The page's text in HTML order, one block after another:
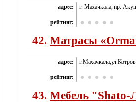
адрес: г. Махачкала, пр.
рейтинг:
42. Матрасы
адрес:
рейтинг:
43. Мебель "Shatо-